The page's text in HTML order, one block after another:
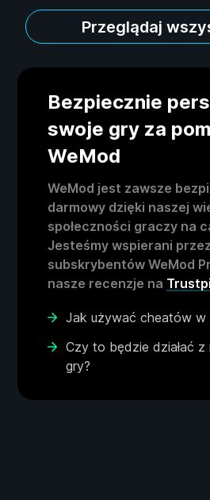
Przeglądaj
Bezpiecznie
swoje gry za
WeMod
WeMod jest zawsze
darmowy dzięki naszej
społeczności graczy na
Jesteśmy wspierani przez
subskrybentów WeMod
nasze recenzje na
Jak używać cheatów w
Czy to będzie działać z
gry?